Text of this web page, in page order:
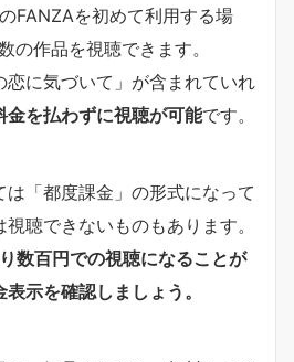
FANZAを初めて利用する場
の作品を視聴できます。
恋に気づいて」が含まれていれ
金を払わずに視聴が可能です。
「都度課金」の形式になって
聴できないものもあります。
数百円での視聴になることが
示を確認しましょう。